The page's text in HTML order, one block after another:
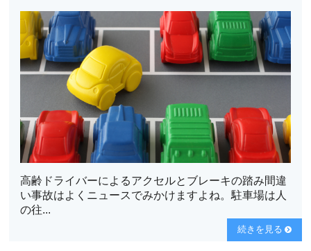
高齢ドライバーによるアクセルとブレーキの踏み間違
い事故はよくニュースでみかけますよね。駐車場は人
の往...
続きを見る